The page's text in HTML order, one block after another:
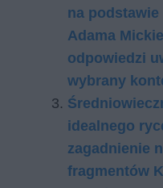
na podstawie
Adama
odpowiedzi
wybrany
idealnego
zagadnienie
fragmentów